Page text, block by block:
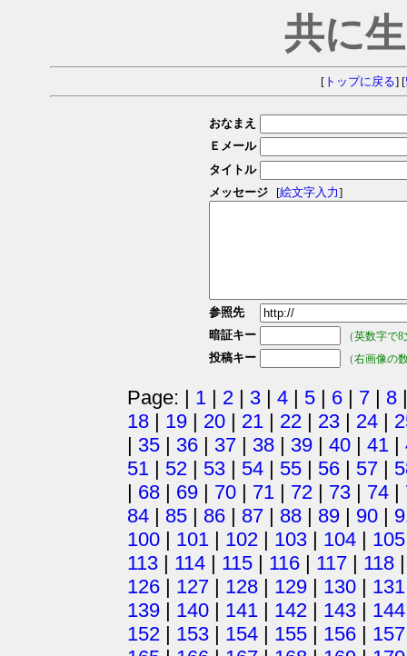
共に
[トップに戻る] [
おなまえ
Ｅメール
タイトル
メッセージ
[絵文字入力]
参照先
暗証キー
（英数字で
投稿キー （右画像の
Page: | 1 | 2 | 3 | 4 | 5 | 6 | 7 | 8
18 | 19 | 20 | 21 | 22 | 23 | 24 |
| 35 | 36 | 37 | 38 | 39 | 40 | 41 |
51 | 52 | 53 | 54 | 55 | 56 | 57 |
| 68 | 69 | 70 | 71 | 72 | 73 | 74 |
84 | 85 | 86 | 87 | 88 | 89 | 90 |
100 | 101 | 102 | 103 | 104 | 105
113 | 114 | 115 | 116 | 117 | 118
126 | 127 | 128 | 129 | 130 | 131
139 | 140 | 141 | 142 | 143 | 144
152 | 153 | 154 | 155 | 156 | 157